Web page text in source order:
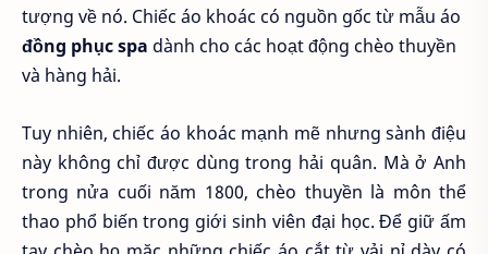
tượng về nó. Chiếc áo khoác có nguồn gốc từ mẫu áo
đồng phục spa dành cho các hoạt động chèo thuyền
và hàng hải.
Tuy nhiên, chiếc áo khoác mạnh mẽ nhưng sành điệu
này không chỉ được dùng trong hải quân. Mà ở Anh
trong nửa cuối năm 1800, chèo thuyền là môn thể
thao phổ biến trong giới sinh viên đại học. Để giữ ấm